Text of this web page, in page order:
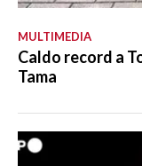
MULTIMEDIA
Caldo record a
Tama